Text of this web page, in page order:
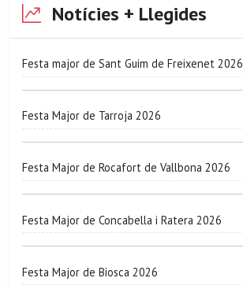
Notícies + Llegides
Festa major de Sant Guim de Freixenet 2026
Festa Major de Tarroja 2026
Festa Major de Rocafort de Vallbona 2026
Festa Major de Concabella i Ratera 2026
Festa Major de Biosca 2026